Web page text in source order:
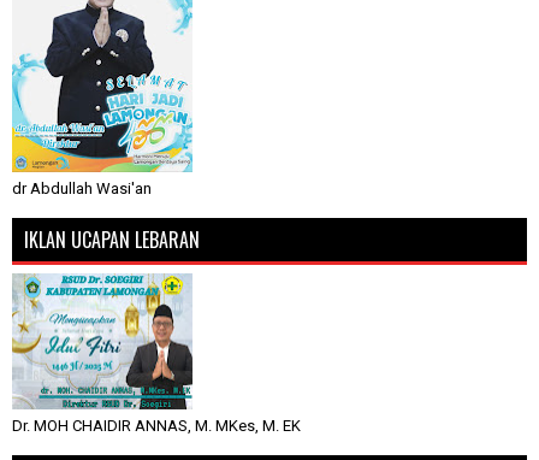
dr Abdullah Wasi'an
IKLAN UCAPAN LEBARAN
Dr. MOH CHAIDIR ANNAS, M. MKes, M. EK